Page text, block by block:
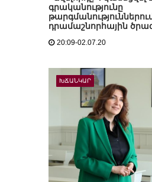
գրականությունը
դրամաշնորհային
20:09-02.07.20
ԽՃԱՆԿԱՐ